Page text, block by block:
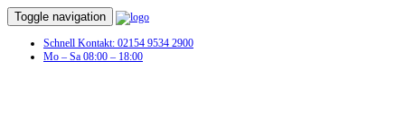
Toggle navigation
Schnell Kontakt: 02154 9534 2900
Mo – Sa 08:00 – 18:00